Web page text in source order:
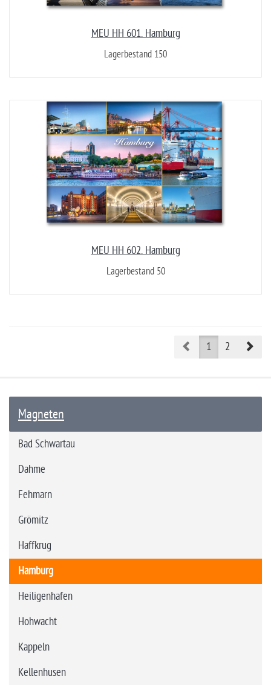
MEU HH 601. Hamburg
Lagerbestand 150
MEU HH 602. Hamburg
Lagerbestand 50
Prev1 2
Magneten
Bad Schwartau
Dahme
Fehmarn
Grömitz
Haffkrug
Hamburg
Heiligenhafen
Hohwacht
Kappeln
Kellenhusen